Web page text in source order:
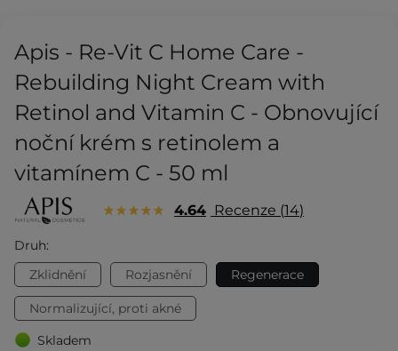
Apis - Re-Vit C Home Care -
Rebuilding Night Cream with
Retinol and Vitamin C - Obnovující
noční krém s retinolem a
vitamínem C - 50 ml
4.64 Recenze 14
Druh:
Zklidnění
Rozjasnění Regenerace
Normalizující, proti akné
Skladem